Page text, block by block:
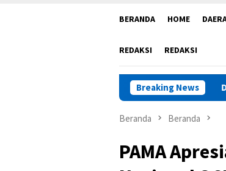
BERANDA HOME
REDAKSI REDAKSI
Breaking News
DPRD Maluku
Beranda Beranda
PAMA